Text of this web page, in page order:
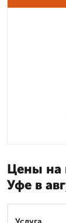
Цены на
Уфе в